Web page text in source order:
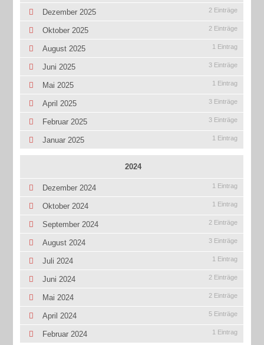
Dezember 2025 2 Einträge
Oktober 2025 2 Einträge
August 2025 1 Eintrag
Juni 2025 3 Einträge
Mai 2025 1 Eintrag
April 2025 3 Einträge
Februar 2025 3 Einträge
Januar 2025 1 Eintrag
2024
Dezember 2024 1 Eintrag
Oktober 2024 1 Eintrag
September 2024 2 Einträge
August 2024 3 Einträge
Juli 2024 1 Eintrag
Juni 2024 2 Einträge
Mai 2024 2 Einträge
April 2024 5 Einträge
Februar 2024 1 Eintrag